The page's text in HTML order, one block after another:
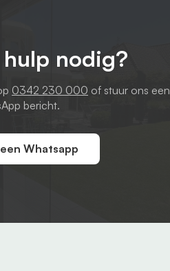
nodig?
0342 230 000 of stuur ons een
bericht.
Whatsapp